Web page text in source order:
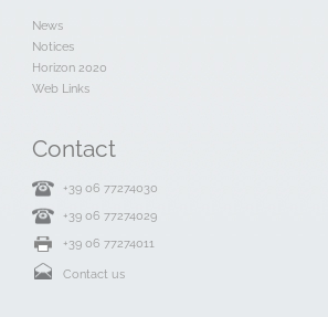
News
Notices
Horizon 2020
Web Links
Contact
+39 06 77274030
+39 06 77274029
+39 06 77274011
Contact us